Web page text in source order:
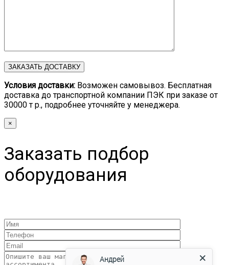
Условия доставки: Возможен самовывоз. Бесплатная
доставка до транспортной компании ПЭК при заказе от
30000 т р., подробнее уточняйте у менеджера.
×
Заказать подбор
оборудования
Андрей